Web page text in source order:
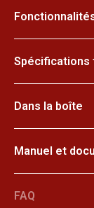
Spécifications
Dans la boîte
Manuel et
FAQ